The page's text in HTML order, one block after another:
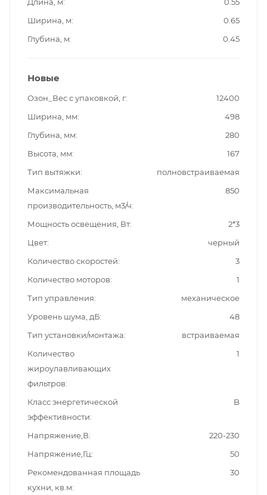
Ширина, м
0.65
Глубина, м
0.45
Новые
Озон_Вес с упаковкой, г
12400
Ширина, мм
498
Глубина, мм
280
Высота, мм
167
Тип вытяжки
полновстраиваемая
Максимальная
производительность, м3/ч
850
Мощность освещения, Вт
2*3
Цвет
черный
Количество скоростей
3
Количество моторов
1
Тип управления
механическое
Уровень шума, дБ
48
Тип установки/монтажа
встраиваемая
Количество
жироулавливающих
фильтров
1
Класс энергетической
эффективности
B
Напряжение,В
220-230
Напряжение,Гц
50
Рекомендованная площадь
кухни, кв.м
30